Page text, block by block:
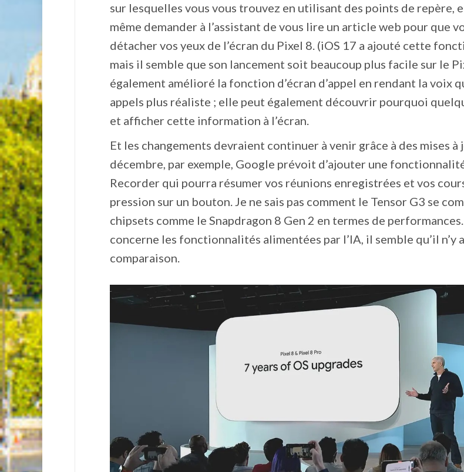
sur lesquelles vous vous trouvez en utilisant des points de repère,
même demander à l’assistant de vous lire un article web pour que
détacher vos yeux de l’écran du Pixel 8. (iOS 17 a ajouté cette
mais il semble que son lancement soit beaucoup plus facile sur le
également amélioré la fonction d’écran d’appel en rendant la voix
appels plus réaliste ; elle peut également découvrir pourquoi
et afficher cette information à l’écran.
Et les changements devraient continuer à venir grâce à des mises
décembre, par exemple, Google prévoit d’ajouter une
Recorder qui pourra résumer vos réunions enregistrées et vos
pression sur un bouton. Je ne sais pas comment le Tensor G3 se
chipsets comme le Snapdragon 8 Gen 2 en termes de
concerne les fonctionnalités alimentées par l’IA, il semble qu’il n’y
comparaison.